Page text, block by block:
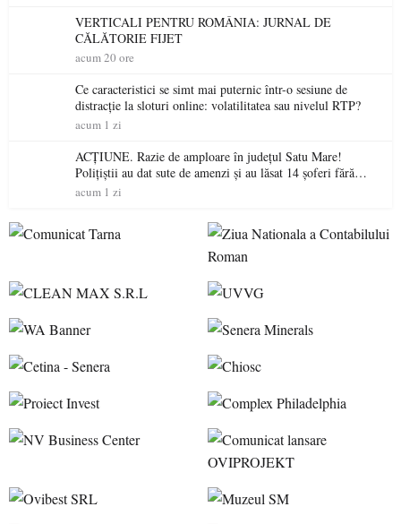
VERTICALI PENTRU ROMÂNIA: JURNAL DE
CĂLĂTORIE FIJET
acum 20 ore
Ce caracteristici se simt mai puternic într-o sesiune de
distracție la sloturi online: volatilitatea sau nivelul RTP?
acum 1 zi
ACȚIUNE. Razie de amploare în județul Satu Mare!
Polițiștii au dat sute de amenzi și au lăsat 14 șoferi fără
permis într-o singură zi
acum 1 zi